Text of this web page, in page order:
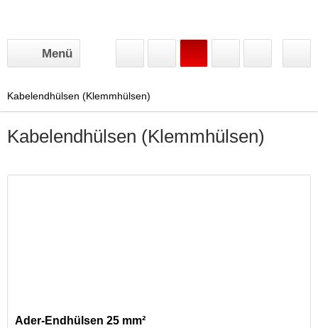
Menü
Kabelendhülsen (Klemmhülsen)
Kabelendhülsen (Klemmhülsen)
Ader-Endhülsen 25 mm²